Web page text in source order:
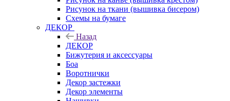
Рисунок на ткани (вышивка бисером)
Схемы на бумаге
ДЕКОР
Назад
ДЕКОР
Бижутерия и аксессуары
Боа
Воротнички
Декор застежки
Декор элементы